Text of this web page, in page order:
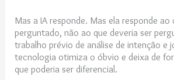
Mas a IA responde. Mas ela responde ao
perguntado, não ao que deveria ser
trabalho prévio de análise de intenção e
tecnologia otimiza o óbvio e deixa de
que poderia ser diferencial.